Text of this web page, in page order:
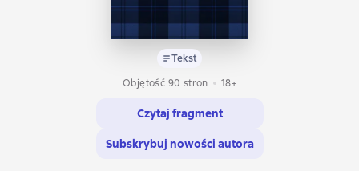
Tekst
Objętość 90 stron
18+
Czytaj fragment
Subskrybuj nowości autora